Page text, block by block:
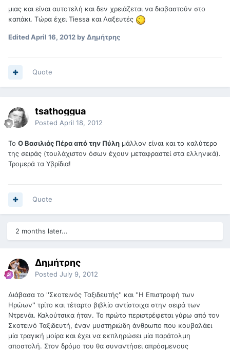
μιας και είναι αυτοτελή και δεν χρειάζεται να διαβαστούν στο
καπάκι. Τώρα έχει Tiessa και Λαξευτές
EditedApril 16, 2012by Δημήτρης
Quote
tsathoggua
Posted April 18, 2012
To Ο Βασιλιάς Πέρα από την Πύλη μάλλον είναι και το καλύτερο
της σειράς (τουλάχιστον όσων έχουν μεταφραστεί στα ελληνικά).
Τρομερά τα Υβρίδια!
Quote
2 months later...
Δημήτρης
Posted July 9, 2012
Διάβασα το ''Σκοτεινός Ταξιδευτής'' και ''Η Επιστροφή των
Ηρώων'' τρίτο και τέταρτο βιβλίο αντίστοιχα στην σειρά των
Ντρενάι. Καλούτσικα ήταν. Το πρώτο περιστρέφεται γύρω από τον
Σκοτεινό Ταξιδευτή, έναν μυστηριώδη άνθρωπο που κουβαλάει
μία τραγική μοίρα και έχει να εκπληρώσει μία παράτολμη
αποστολή. Στον δρόμο του θα συναντήσει απρόσμενους